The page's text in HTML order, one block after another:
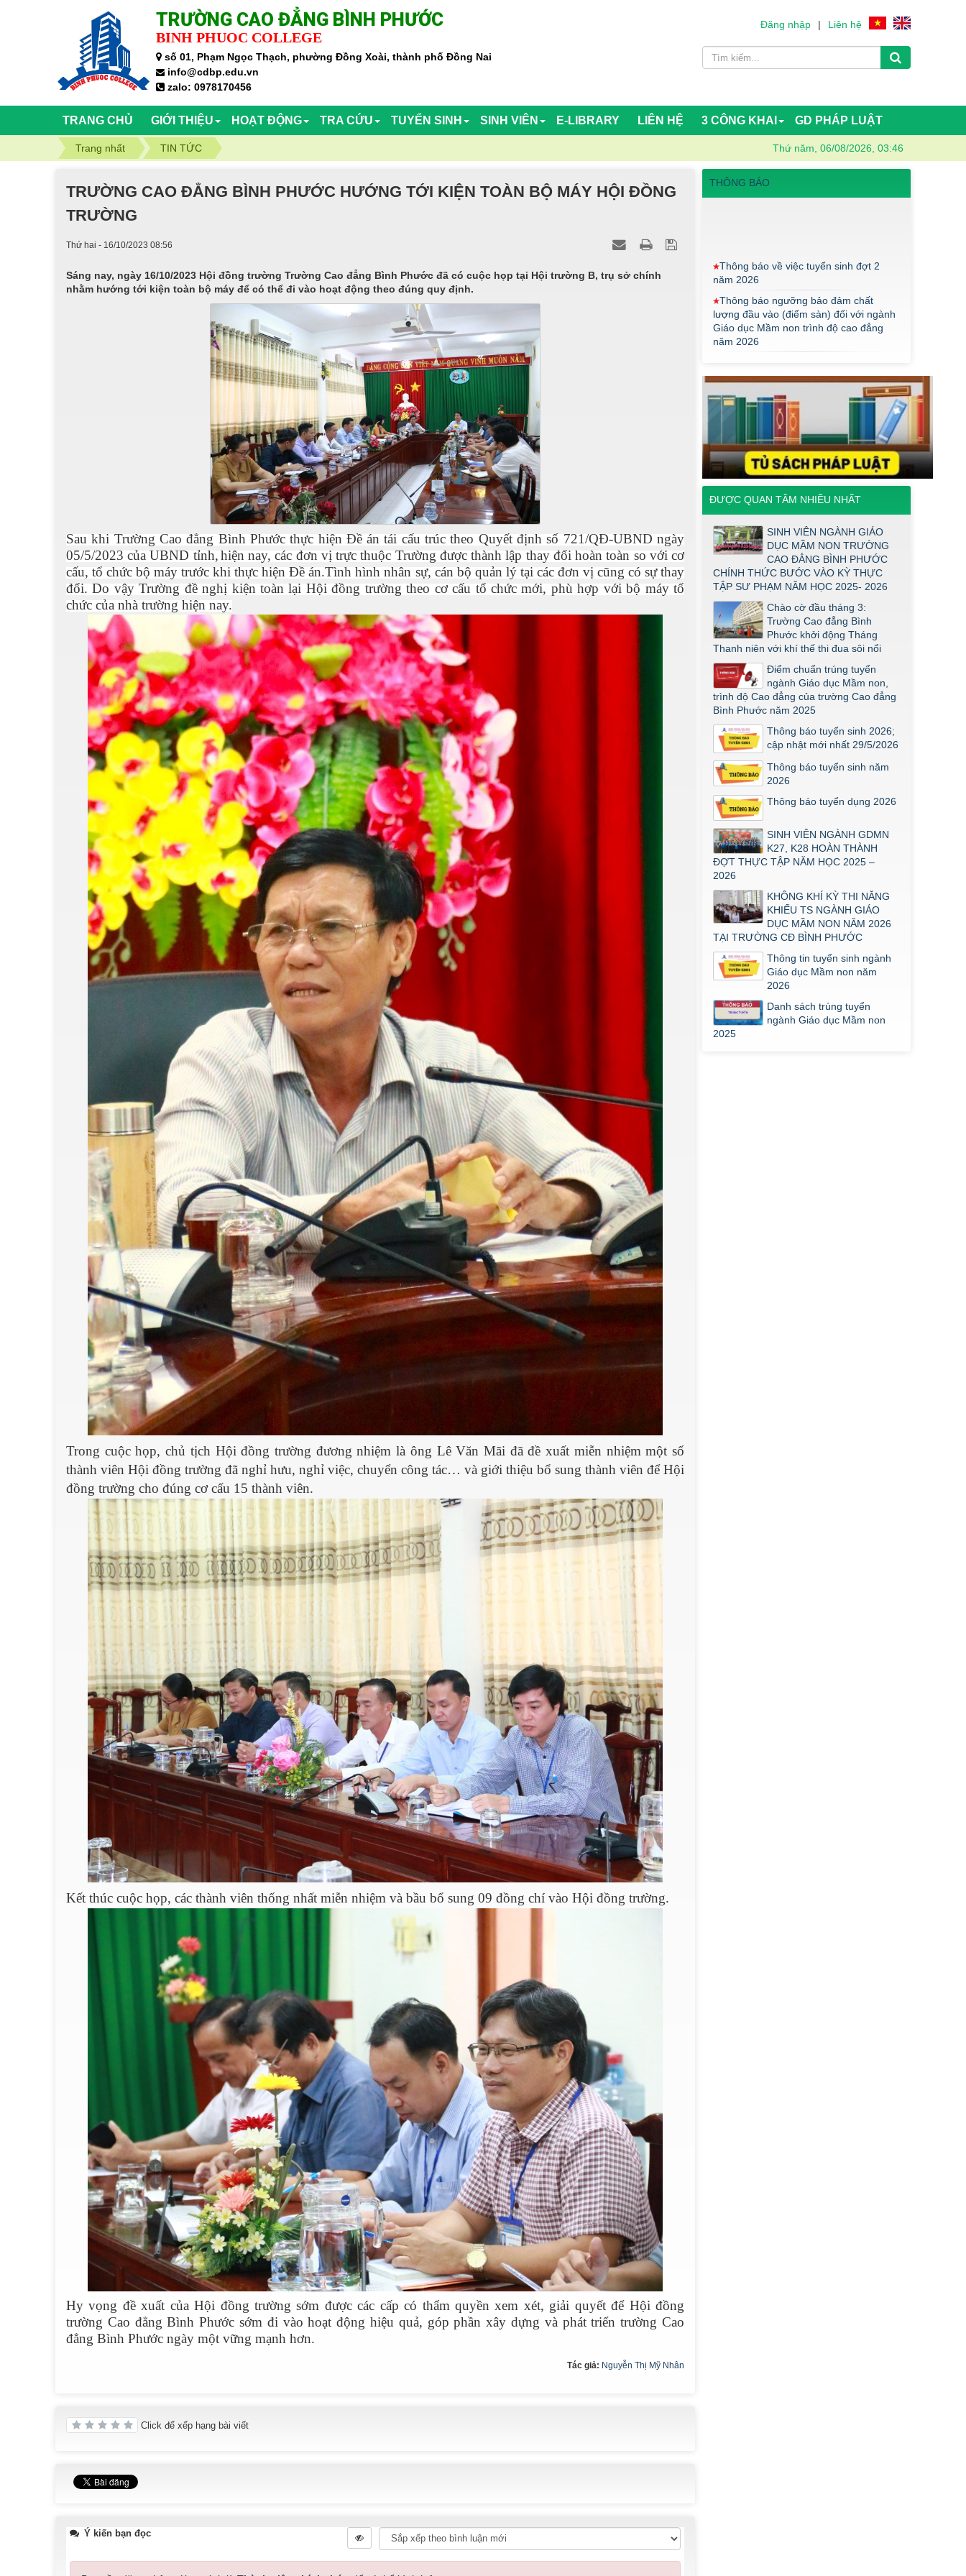
TRƯỜNG CAO ĐẲNG BÌNH PHƯỚC
BINH PHUOC COLLEGE
số 01, Phạm Ngọc Thạch, phường Đồng Xoài, thành phố Đồng Nai
info@cdbp.edu.vn
zalo: 0978170456
Đăng nhập | Liên hệ
TRANG CHỦ GIỚI THIỆU HOẠT ĐỘNG TRA CỨU TUYỂN SINH SINH VIÊN E-LIBRARY LIÊN HỆ 3 CÔNG KHAI GD PHÁP LUẬT
Trang nhất TIN TỨC Thứ năm, 06/08/2026, 03:46
TRƯỜNG CAO ĐẲNG BÌNH PHƯỚC HƯỚNG TỚI KIỆN TOÀN BỘ MÁY HỘI ĐỒNG
TRƯỜNG
Thứ hai - 16/10/2023 08:56
Sáng nay, ngày 16/10/2023 Hội đồng trường Trường Cao đẳng Bình Phước đã có cuộc họp tại Hội trường B, trụ sở chính
nhằm hướng tới kiện toàn bộ máy để có thể đi vào hoạt động theo đúng quy định.
Sau khi Trường Cao đẳng Bình Phướcthực hiện Đề án tái cấu trúc theo Quyết định số 721/QĐ-UBND ngày
05/5/2023 của UBND tỉnh,hiện nay, các đơn vị trực thuộc Trường được thành lập thay đổi hoàn toàn so với cơ
cấu, tổ chức bộ máy trước khi thực hiện Đề án.Tình hình nhân sự, cán bộ quản lý tại các đơn vị cũng có sựthay
đổi. Do vậy Trường đề nghị kiện toàn lại Hội đồng trường theo cơ cấu tổ chức mới, phù hợp với bộ máy tổ
chức của nhà trường hiện nay.
Trong cuộc họp, chủ tịch Hội đồng trường đương nhiệm là ông Lê Văn Mãi đã đề xuất miễn nhiệm một số
thành viên Hội đồng trường đã nghỉ hưu, nghỉ việc, chuyển công tác… và giới thiệu bổ sung thành viên để Hội
đồng trường cho đúng cơ cấu 15 thành viên.
Kết thúc cuộc họp, các thành viên thống nhất miễn nhiệm và bầu bổ sung 09 đồng chí vào Hội đồng trường.
Hy vọng đề xuất của Hội đồng trường sớm được các cấp có thẩm quyền xem xét, giải quyết để Hội đồng
trường Cao đẳng Bình Phước sớm đi vào hoạt động hiệu quả, góp phần xây dựng và phát triển trường Cao
đẳng Bình Phước ngày một vững mạnh hơn.
Tác giả: Nguyễn Thị Mỹ Nhân
Click để xếp hạng bài viết
Ý kiến bạn đọc
THÔNG BÁO
Thông báo ngưỡng bảo đảm chất
lượng đầu vào (điểm sàn) đối với ngành
Giáo dục Mầm non trình độ cao đẳng
năm 2026
Điểm thi năng khiếu ngành Giáo dục
Mầm Non đợt 1 2026
THÔNG BÁO VỀ VIỆC PHÚC KHẢO
ĐIỂM THI TỐT NGHIỆP KHỐI Y DƯỢC
ĐIỂM TỐT NGHIỆP KHỐI Y - DƯỢC
NĂM 2026
Thông báo về việc tổ chức thi năng
khiếu ngành Giáo dục Mầm non năm
2026
Thông báo về việc tuyển sinh đợt 2
năm 2026
Thông báo ngưỡng bảo đảm chất
lượng đầu vào (điểm sàn) đối với ngành
năm 2026
Điểm thi năng khiếu ngành Giáo dục
Mầm Non đợt 1 2026
Thông báo về việc triển khai một số
văn bản mới
THÔNG BÁO VỀ VIỆC PHÚC KHẢO
ĐIỂM THI TỐT NGHIỆP KHỐI Y DƯỢC
NĂM 2026
ĐIỂM TỐT NGHIỆP KHỐI Y - DƯỢC
NĂM 2026
Thông báo về việc tổ chức thi năng
khiếu ngành Giáo dục Mầm non năm
2026
ĐƯỢC QUAN TÂM NHIỀU NHẤT
SINH VIÊN NGÀNH GIÁO
DỤC MẦM NON TRƯỜNG
CAO ĐẲNG BÌNH PHƯỚC
CHÍNH THỨC BƯỚC VÀO KỲ THỰC
TẬP SƯ PHẠM NĂM HỌC 2025- 2026
Chào cờ đầu tháng 3:
Trường Cao đẳng Bình
Phước khởi động Tháng
Thanh niên với khí thế thi đua sôi nổi
Điểm chuẩn trúng tuyển
ngành Giáo dục Mầm non,
trình độ Cao đẳng của trường Cao đẳng
Bình Phước năm 2025
Thông báo tuyển sinh 2026;
cập nhật mới nhất 29/5/2026
Thông báo tuyển sinh năm
2026
Thông báo tuyển dụng 2026
SINH VIÊN NGÀNH GDMN
K27, K28 HOÀN THÀNH
ĐỢT THỰC TẬP NĂM HỌC 2025 –
2026
KHÔNG KHÍ KỲ THI NĂNG
KHIẾU TS NGÀNH GIÁO
DỤC MẦM NON NĂM 2026
TẠI TRƯỜNG CĐ BÌNH PHƯỚC
Thông tin tuyển sinh ngành
Giáo dục Mầm non năm
2026
Danh sách trúng tuyển
ngành Giáo dục Mầm non
2025